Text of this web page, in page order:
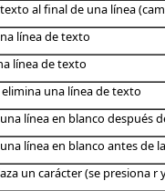
al final de una línea
línea de texto
línea de texto
una línea de texto
línea en blanco después
línea en blanco antes de
un carácter (se presiona